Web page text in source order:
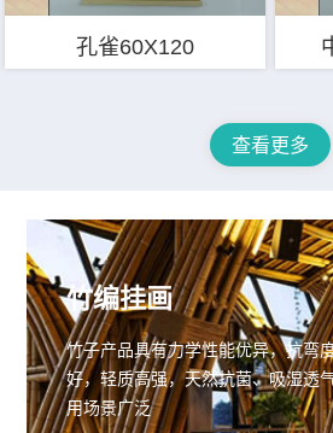
孔雀60X120
查看更多
竹编挂画
竹子产品具有力学性能优异，抗弯
好，轻质高强‌，‌天然抗菌、吸湿透
用场景广泛